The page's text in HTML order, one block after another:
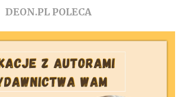
DEON.PL POLECA